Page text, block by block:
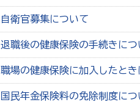
自衛官募集について
退職後の健康保険の手続きにつ
職場の健康保険に加入したと
国民年金保険料の免除制度につ